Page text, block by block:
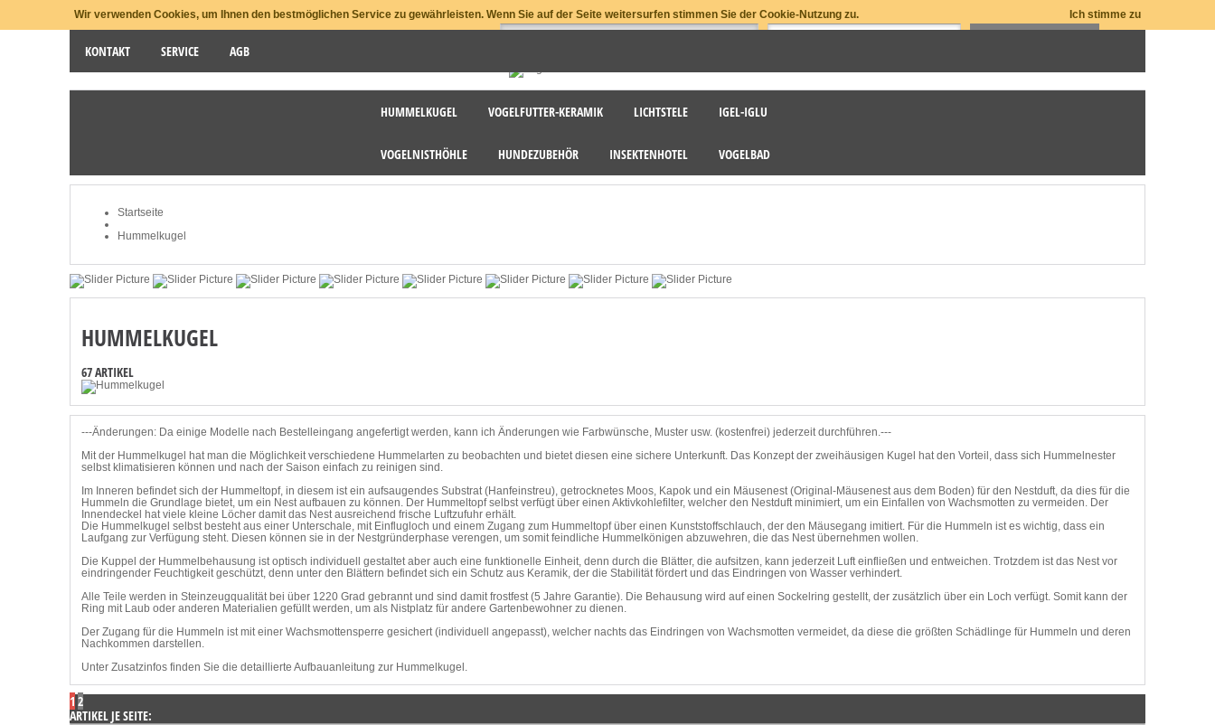
Wir verwenden Cookies, um Ihnen den bestmöglichen Service zu gewährleisten. Wenn Sie auf der Seite weitersurfen stimmen Sie der Cookie-Nutzung zu. Ich stimme zu
KONTAKT SERVICE AGB
HUMMELKUGEL VOGELFUTTER-KERAMIK LICHTSTELE IGEL-IGLU
VOGELNISTHÖHLE HUNDEZUBEHÖR INSEKTENHOTEL VOGELBAD
Startseite
Hummelkugel
HUMMELKUGEL
67 ARTIKEL
---Änderungen: Da einige Modelle nach Bestelleingang angefertigt werden, kann ich Änderungen wie Farbwünsche, Muster usw. (kostenfrei) jederzeit durchführen.---
Mit der Hummelkugel hat man die Möglichkeit verschiedene Hummelarten zu beobachten und bietet diesen eine sichere Unterkunft. Das Konzept der zweihäusigen Kugel hat den Vorteil, dass sich Hummelnester
selbst klimatisieren können und nach der Saison einfach zu reinigen sind.
Im Inneren befindet sich der Hummeltopf, in diesem ist ein aufsaugendes Substrat (Hanfeinstreu), getrocknetes Moos, Kapok und ein Mäusenest (Original-Mäusenest aus dem Boden) für den Nestduft, da dies für die
Hummeln die Grundlage bietet, um ein Nest aufbauen zu können. Der Hummeltopf selbst verfügt über einen Aktivkohlefilter, welcher den Nestduft minimiert, um ein Einfallen von Wachsmotten zu vermeiden. Der
Innendeckel hat viele kleine Löcher damit das Nest ausreichend frische Luftzufuhr erhält.
Die Hummelkugel selbst besteht aus einer Unterschale, mit Einflugloch und einem Zugang zum Hummeltopf über einen Kunststoffschlauch, der den Mäusegang imitiert. Für die Hummeln ist es wichtig, dass ein
Laufgang zur Verfügung steht. Diesen können sie in der Nestgründerphase verengen, um somit feindliche Hummelkönigen abzuwehren, die das Nest übernehmen wollen.
Die Kuppel der Hummelbehausung ist optisch individuell gestaltet aber auch eine funktionelle Einheit, denn durch die Blätter, die aufsitzen, kann jederzeit Luft einfließen und entweichen. Trotzdem ist das Nest vor
eindringender Feuchtigkeit geschützt, denn unter den Blättern befindet sich ein Schutz aus Keramik, der die Stabilität fördert und das Eindringen von Wasser verhindert.
Alle Teile werden in Steinzeugqualität bei über 1220 Grad gebrannt und sind damit frostfest (5 Jahre Garantie). Die Behausung wird auf einen Sockelring gestellt, der zusätzlich über ein Loch verfügt. Somit kann der
Ring mit Laub oder anderen Materialien gefüllt werden, um als Nistplatz für andere Gartenbewohner zu dienen.
Der Zugang für die Hummeln ist mit einer Wachsmottensperre gesichert (individuell angepasst), welcher nachts das Eindringen von Wachsmotten vermeidet, da diese die größten Schädlinge für Hummeln und deren
Nachkommen darstellen.
Unter Zusatzinfos finden Sie die detaillierte Aufbauanleitung zur Hummelkugel.
1 2
ARTIKEL JE SEITE: